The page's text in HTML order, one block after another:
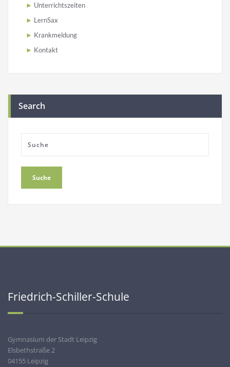
Unterrichtszeiten
LernSax
Krankmeldung
Kontakt
Search
Friedrich-Schiller-Schule
Gymnasium der Stadt Leipzig
Elsbethstraße 2
04155 Leipzig